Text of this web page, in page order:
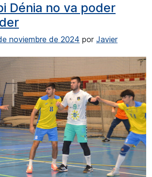
Dénia no va poder
noviembre de 2024 por Javier